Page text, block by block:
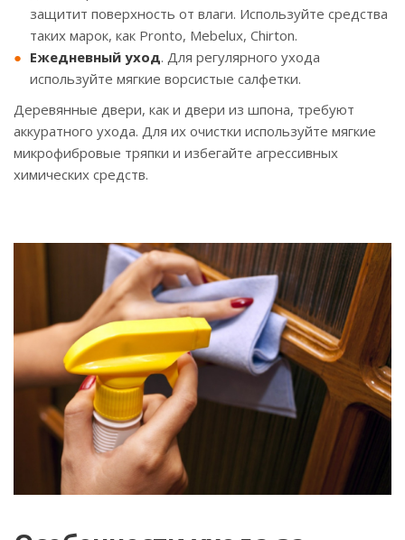
защитит поверхность от влаги. Используйте средства
таких марок, как Pronto, Mebelux, Chirton.
Ежедневный уход. Для регулярного ухода
используйте мягкие ворсистые салфетки.
Деревянные двери, как и двери из шпона, требуют
аккуратного ухода. Для их очистки используйте мягкие
микрофибровые тряпки и избегайте агрессивных
химических средств.